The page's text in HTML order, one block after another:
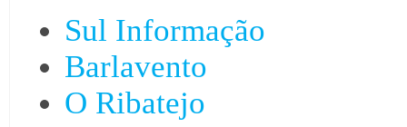
Sul Informação
Barlavento
O Ribatejo